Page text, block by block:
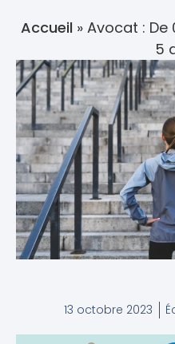
Accueil » Avocat :
5
13 octobre 2023